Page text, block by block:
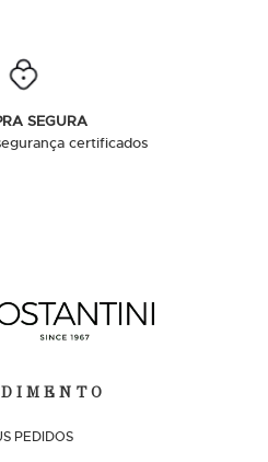
SEGURA
certificados
PEDIDOS